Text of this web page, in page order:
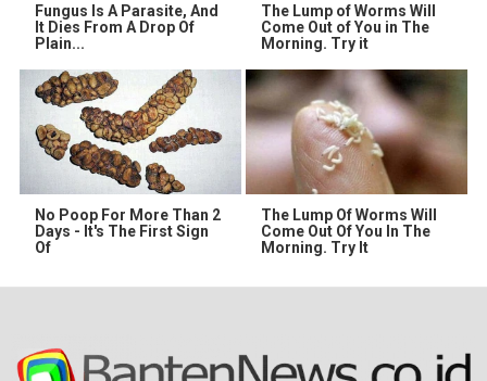
Fungus Is A Parasite, And
It Dies From A Drop Of
Plain...
The Lump of Worms Will
Come Out of You in The
Morning. Try it
No Poop For More Than 2
Days - It's The First Sign
Of
The Lump Of Worms Will
Come Out Of You In The
Morning. Try It